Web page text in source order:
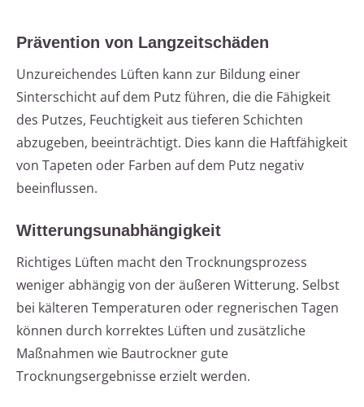
Prävention von Langzeitschäden
Unzureichendes Lüften kann zur Bildung einer
Sinterschicht auf dem Putz führen, die die Fähigkeit
des Putzes, Feuchtigkeit aus tieferen Schichten
abzugeben, beeinträchtigt. Dies kann die Haftfähigkeit
von Tapeten oder Farben auf dem Putz negativ
beeinflussen.
Witterungsunabhängigkeit
Richtiges Lüften macht den Trocknungsprozess
weniger abhängig von der äußeren Witterung. Selbst
bei kälteren Temperaturen oder regnerischen Tagen
können durch korrektes Lüften und zusätzliche
Maßnahmen wie Bautrockner gute
Trocknungsergebnisse erzielt werden.